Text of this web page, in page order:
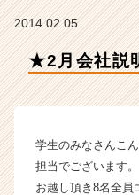
2014.02.05
★2月会社説
学生のみなさんこ
担当でございます
お越し頂き8名全員